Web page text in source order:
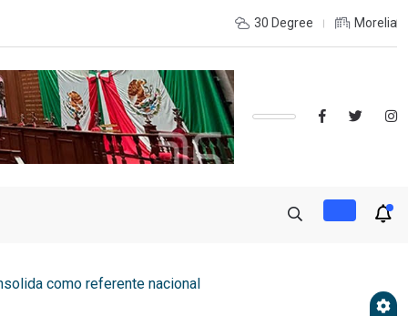
anuales dejarán de llegar al crimen tras 30 Degree Morelia
como referente nacional